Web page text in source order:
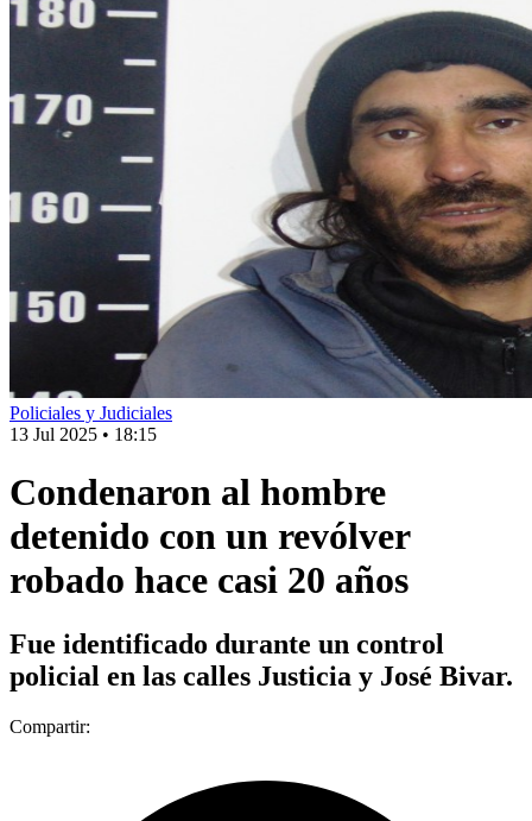
Policiales y Judiciales
13 Jul 2025 • 18:15
Condenaron al hombre
detenido con un revólver
robado hace casi 20 años
Fue identificado durante un control
policial en las calles Justicia y José Bivar.
Compartir: